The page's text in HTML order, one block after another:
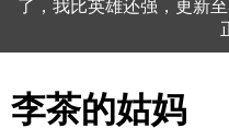
了，我比英雄还强，更新
李茶的姑妈